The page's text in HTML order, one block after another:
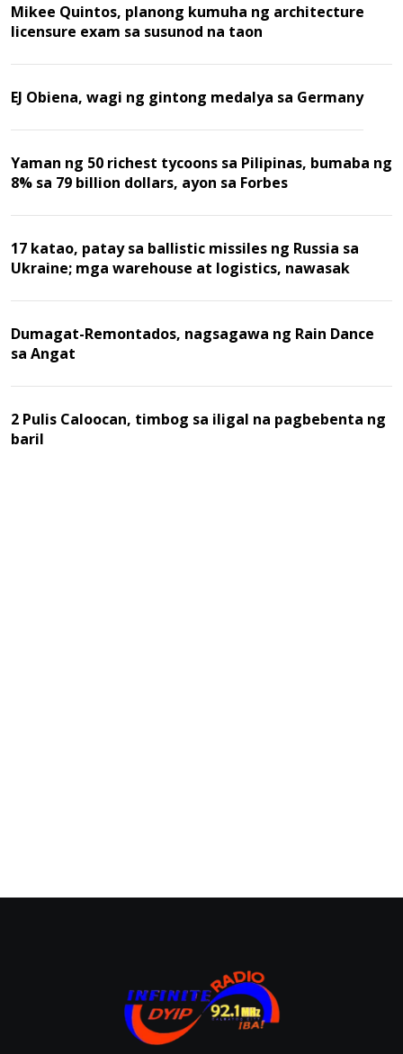
Mikee Quintos, planong kumuha ng architecture
licensure exam sa susunod na taon
EJ Obiena, wagi ng gintong medalya sa Germany
Yaman ng 50 richest tycoons sa Pilipinas, bumaba ng
8% sa 79 billion dollars, ayon sa Forbes
17 katao, patay sa ballistic missiles ng Russia sa
Ukraine; mga warehouse at logistics, nawasak
Dumagat-Remontados, nagsagawa ng Rain Dance
sa Angat
2 Pulis Caloocan, timbog sa iligal na pagbebenta ng
baril